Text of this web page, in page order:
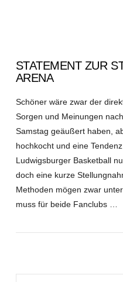
STATEMENT ZUR
ARENA
Schöner wäre zwar der
Sorgen und Meinungen
Samstag geäußert haben,
hochkocht und eine
Ludwigsburger Basketball
doch eine kurze
Methoden mögen zwar
muss für beide Fanclubs …